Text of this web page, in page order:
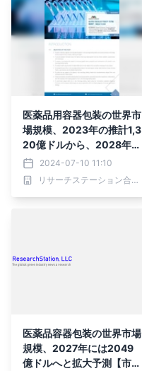
医薬品用容器包装の世界市
場規模、2023年の推計1,3
20億ドルから、2028年に
2,699億ドルへ大きく拡大
見込み【市場調査】
2024-07-10 11:10
リサーチステーション合同会社
医薬品容器包装の世界市場
規模、2027年には2049
億ドルへと拡大予測【市場